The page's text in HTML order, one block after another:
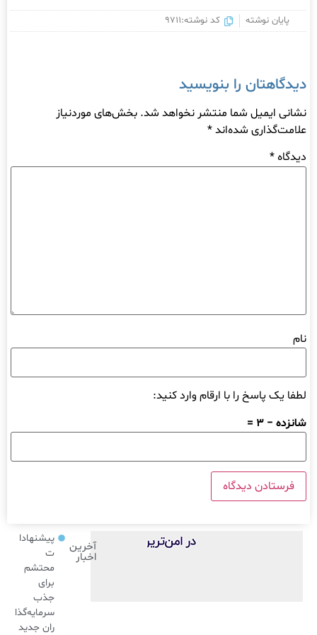
پایان نوشته کد نوشته:9711
دیدگاهتان را بنویسید
نشانی ایمیل شما منتشر نخواهد شد. بخش‌های موردنیاز
علامت‌گذاری شده‌اند*
دیدگاه*
نام
لطفا یک پاسخ را با ارقام وارد کنید:
شانزده − 3 =
آخرین
اخبار
پیشنهادا
ت
محتشم
برای
جذب
سرمایه‌گذا
ران جدید